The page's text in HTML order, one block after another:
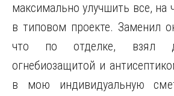
максимально улучшить все, на
в типовом проекте. Заменил
что по отделке, взял
огнебиозащитой и
в мою индивидуальную